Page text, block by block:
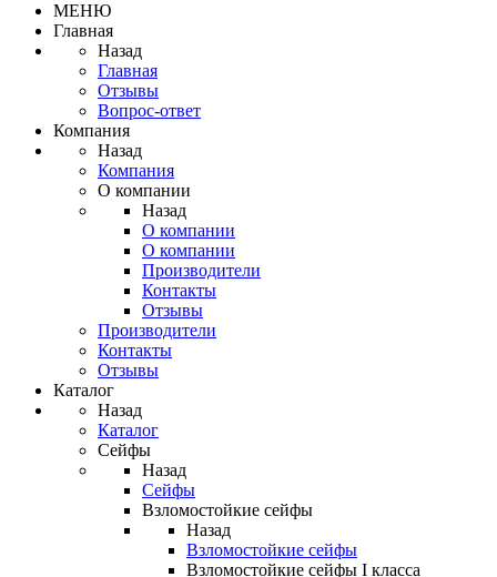
МЕНЮ
Главная
Назад
Главная
Отзывы
Вопрос-ответ
Компания
Назад
Компания
О компании
Назад
О компании
О компании
Производители
Контакты
Отзывы
Производители
Контакты
Отзывы
Каталог
Назад
Каталог
Сейфы
Назад
Сейфы
Взломостойкие сейфы
Назад
Взломостойкие сейфы
Взломостойкие сейфы I класса